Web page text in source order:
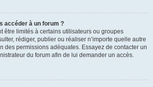
accéder à un forum ?
être limités à certains utilisateurs ou groupes
rédiger, publier ou réaliser n’importe quelle autre
des permissions adéquates. Essayez de contacter un
du forum afin de lui demander un accès.